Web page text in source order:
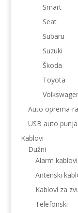
Smart
Seat
Subaru
Suzuki
Škoda
Toyota
Auto oprema-
USB auto
Kablovi
Dužni
Alarm kablovi
Antenski
Kablovi za
Telefonski